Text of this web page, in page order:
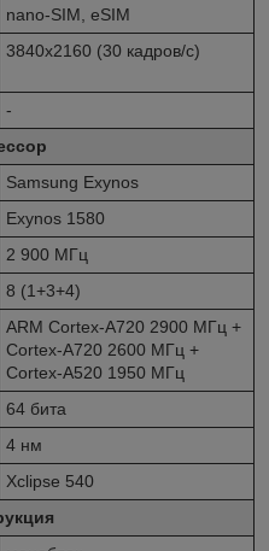
nano-SIM, eSIM
3840x2160 (30 кадров/с)
-
Samsung Exynos
Exynos 1580
2 900 МГц
8 (1+3+4)
ARM Cortex-A720 2900 МГц +
Cortex-A720 2600 МГц +
Cortex-A520 1950 МГц
64 бита
4 нм
Xclipse 540